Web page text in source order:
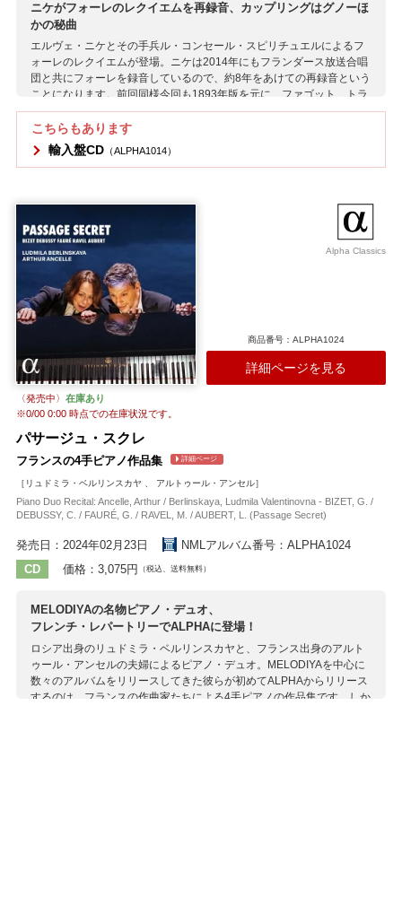
ニケがフォーレのレクイエムを再録音、カップリングはグノーほ
かの秘曲
エルヴェ・ニケとその手兵ル・コンセール・スピリチュエルによるフ
ォーレのレクイエムが登場。ニケは2014年にもフランダース放送合唱
団と共にフォーレを録音しているので、約8年をあけての再録音という
ことになります。前回同様今回も1893年版を元に、ファゴット、トラ
ンペット、トロンボーンとティンパニを省くという処置を取りまし
た。演奏は作品の美しさをたっぷりと歌い上げるとともに、ニケらし
い筋肉質の表現も随所に聴かれ、なかでも「サンクトゥス」の力強さ
は特徴的。「レクイエム」の定番の新たな魅力を引き出しています。
北後のフランスで守護的な象徴として注目されていた、メロヴィング
朝フランク王国の初代国王クローヴィス1世（466頃-511）の洗礼
1400年記念を意識して書かれたものとされ、「クローヴィスのミサ」
の名が付けられています。グレゴリオ聖歌を元にし、パレストリーナ
などルネサンスの手法を参考にしつつ、グノーらしいユニークさも兼
ね備えた作品です。 これら2曲の後奏として収められているのは、ル
イ・オベールによるソプラノ独唱、ヴァイオリン独奏、合唱とオルガ
ンによる宗教的な小品と、アンドレ・カプレが宗教的儀式のために書
いたヴァイオリンとオルガンのための一種の瞑想曲。なかでもルイ・
オベールは1888年に行われたフォーレのレクイエム初版の初演時に、
ボーイ・ソプラノとして「ピエ・イエズ」を歌った縁があります（さ
らに後年にはピアニストとして、ラヴェルの「高貴で感傷的なワル
ツ」の初演も行っている才人）。ヴァイオリンのソロはル・コンセー
ル・スピリチュエルのコンサートマスターを務めるほか、ソリストと
して世界中で活躍するシュシャーヌ・シラノシアンが担当、技術と表
現の両面で冴えわたった演奏を聴かせています。
オーベール
カプレ グノー フォーレ
こちらもあります
輸入盤CD（ALPHA1014）
Alpha Classics
商品番号：ALPHA1024
詳細ページを見る
〈発売中〉 在庫あり
※0/00 0:00時点での在庫状況です。
パサージュ・スクレ
フランスの4手ピアノ作品集 詳細ページ
［リュドミラ・ベルリンスカヤ 、 アルトゥール・アンセル］
Piano Duo Recital: Ancelle, Arthur / Berlinskaya, Ludmila Valentinovna - BIZET, G. /
DEBUSSY, C. / FAURÉ, G. / RAVEL, M. / AUBERT, L. (Passage Secret)
発売日：2024年02月23日
NMLアルバム番号：ALPHA1024
CD
価格：3,075円 （税込、送料無料）
MELODIYAの名物ピアノ・デュオ、
フレンチ・レパートリーでALPHAに登場！
ロシア出身のリュドミラ・ベルリンスカヤと、フランス出身のアルト
ゥール・アンセルの夫婦によるピアノ・デュオ。MELODIYAを中心に
数々のアルバムをリリースしてきた彼らが初めてALPHAからリリース
するのは、フランスの作曲家たちによる4手ピアノの作品集です。しか